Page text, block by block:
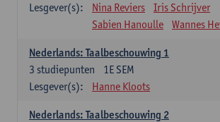
Lesgever(s):
Nina Reviers
Iris Schrijver
Sabien Hanoulle
Wannes
Nederlands: Taalbeschouwing 1
1E SEM
3 studiepunten
Lesgever(s):
Hanne Kloots
Nederlands: Taalbeschouwing 2